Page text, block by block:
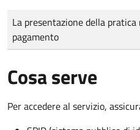
Tipo di pagamento
Importo
La presentazione della
pagamento
Cosa serve
Per accedere al servizio,